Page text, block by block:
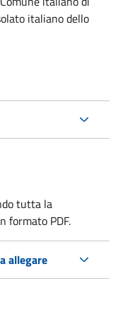
italiano dello
tutta la
formato PDF.
allegare